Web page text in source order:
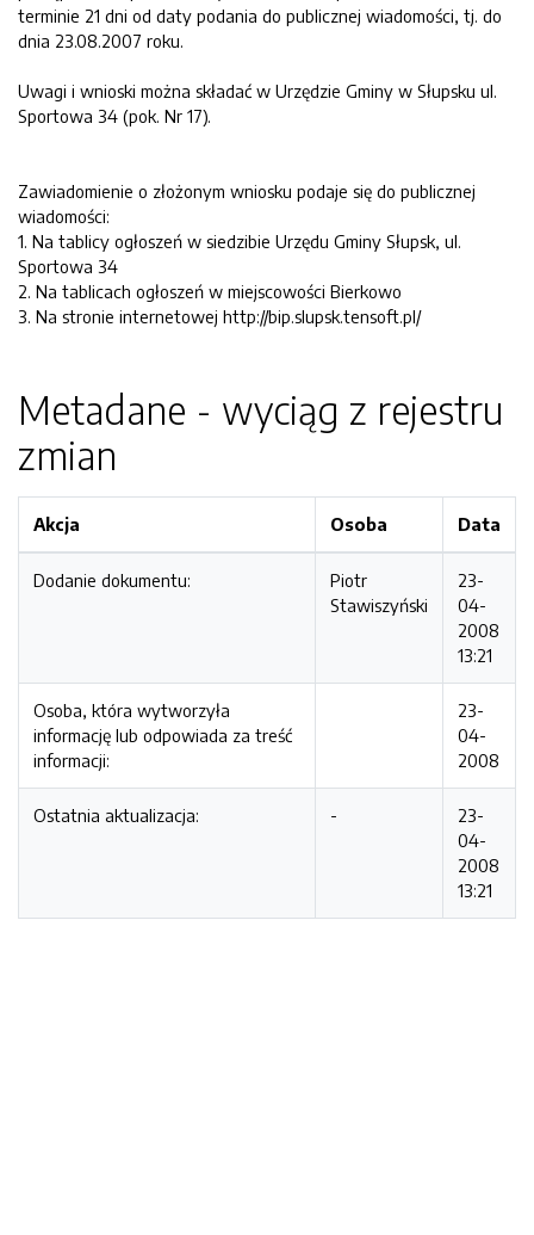
terminie 21 dni od daty podania do publicznej wiadomości, tj. do
dnia 23.08.2007 roku.
Uwagi i wnioski można składać w Urzędzie Gminy w Słupsku ul.
Sportowa 34 (pok. Nr 17).
Zawiadomienie o złożonym wniosku podaje się do publicznej
wiadomości:
1. Na tablicy ogłoszeń w siedzibie Urzędu Gminy Słupsk, ul.
Sportowa 34
2. Na tablicach ogłoszeń w miejscowości Bierkowo
3. Na stronie internetowej http://bip.slupsk.tensoft.pl/
Metadane - wyciąg z rejestru
zmian
Akcja Osoba Data
Dodanie dokumentu:
Piotr
Stawiszyński
23-
04-
2008
13:21
Osoba, która wytworzyła
informację lub odpowiada za treść
informacji:
23-
04-
2008
Ostatnia aktualizacja: -
23-
04-
2008
13:21